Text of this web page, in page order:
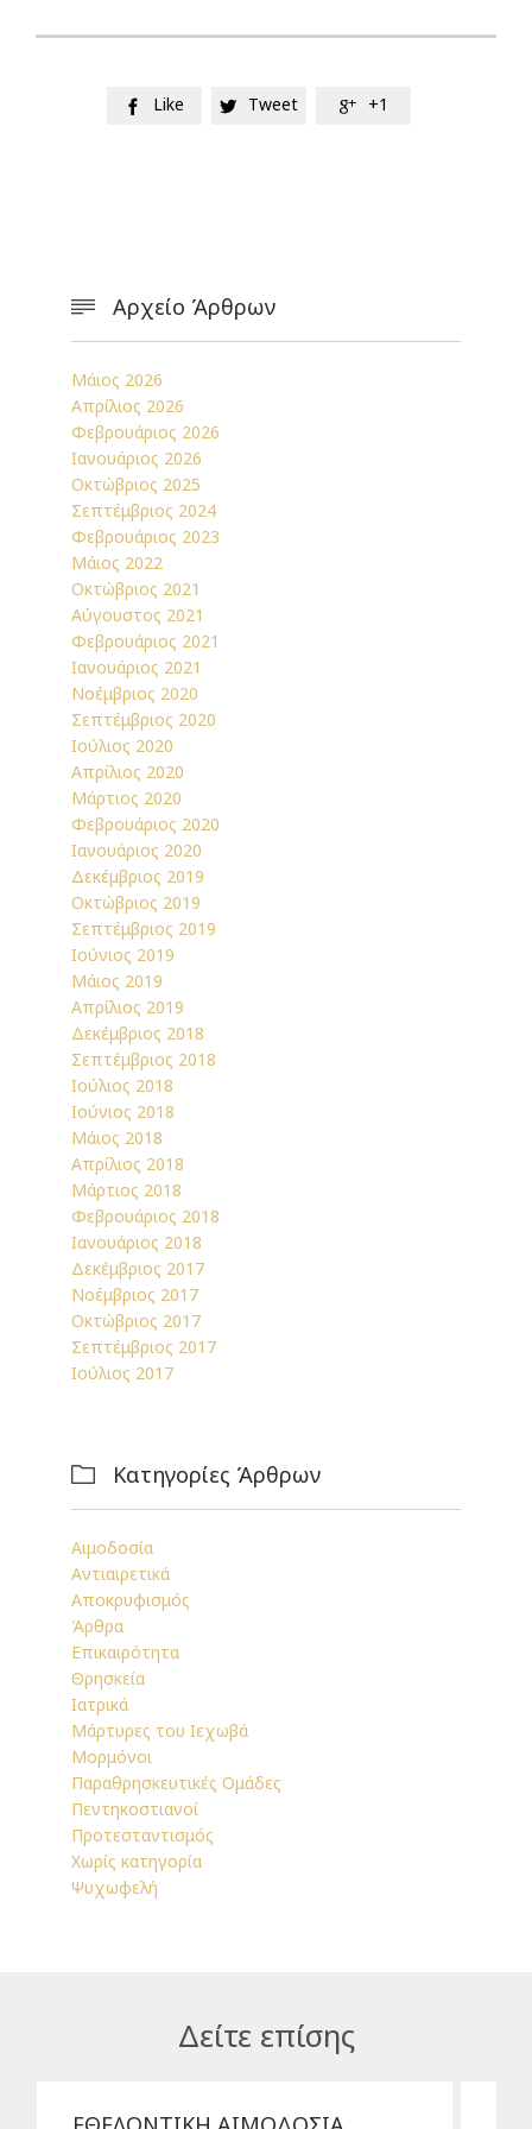
 Like  Tweet  +1
 Αρχείο Άρθρων
Μάιος 2026
Απρίλιος 2026
Φεβρουάριος 2026
Ιανουάριος 2026
Οκτώβριος 2025
Σεπτέμβριος 2024
Φεβρουάριος 2023
Μάιος 2022
Οκτώβριος 2021
Αύγουστος 2021
Φεβρουάριος 2021
Ιανουάριος 2021
Νοέμβριος 2020
Σεπτέμβριος 2020
Ιούλιος 2020
Απρίλιος 2020
Μάρτιος 2020
Φεβρουάριος 2020
Ιανουάριος 2020
Δεκέμβριος 2019
Οκτώβριος 2019
Σεπτέμβριος 2019
Ιούνιος 2019
Μάιος 2019
Απρίλιος 2019
Δεκέμβριος 2018
Σεπτέμβριος 2018
Ιούλιος 2018
Ιούνιος 2018
Μάιος 2018
Απρίλιος 2018
Μάρτιος 2018
Φεβρουάριος 2018
Ιανουάριος 2018
Δεκέμβριος 2017
Νοέμβριος 2017
Οκτώβριος 2017
Σεπτέμβριος 2017
Ιούλιος 2017
 Κατηγορίες Άρθρων
Αιμοδοσία
Αντιαιρετικά
Αποκρυφισμός
Άρθρα
Επικαιρότητα
Θρησκεία
Ιατρικά
Μάρτυρες του Ιεχωβά
Μορμόνοι
Παραθρησκευτικές Ομάδες
Πεντηκοστιανοί
Προτεσταντισμός
Χωρίς κατηγορία
Ψυχωφελή
Δείτε επίσης